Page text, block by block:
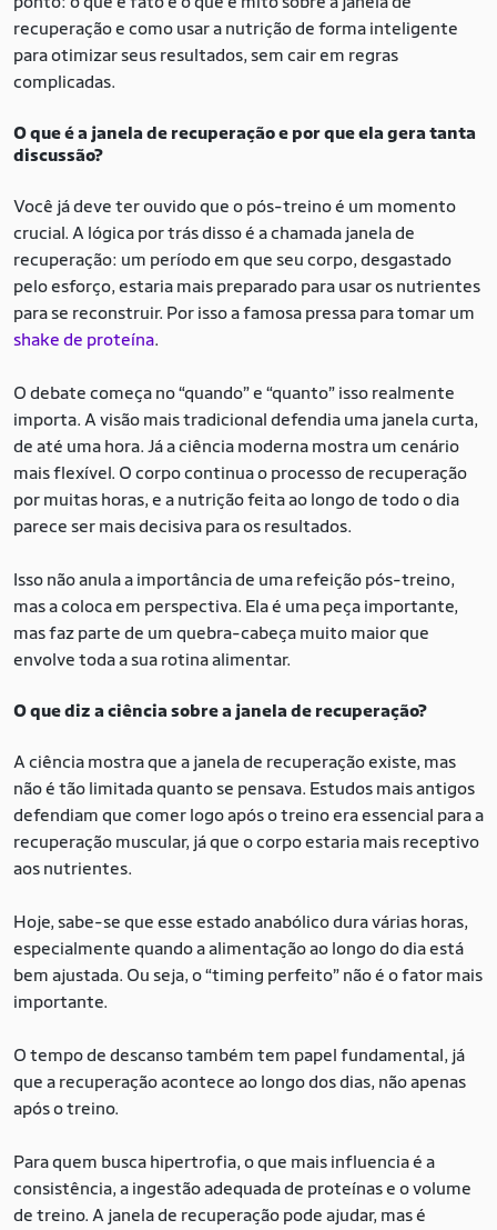
recuperação e como usar a nutrição de forma inteligente
para otimizar seus resultados, sem cair em regras
complicadas.
O que é a janela de recuperação e por que ela gera tanta
discussão?
Você já deve ter ouvido que o pós-treino é um momento
crucial. A lógica por trás disso é a chamada janela de
recuperação: um período em que seu corpo, desgastado
pelo esforço, estaria mais preparado para usar os nutrientes
para se reconstruir. Por isso a famosa pressa para tomar um
shake de proteína.
O debate começa no “quando” e “quanto” isso realmente
importa. A visão mais tradicional defendia uma janela curta,
de até uma hora. Já a ciência moderna mostra um cenário
mais flexível. O corpo continua o processo de recuperação
por muitas horas, e a nutrição feita ao longo de todo o dia
parece ser mais decisiva para os resultados.
Isso não anula a importância de uma refeição pós-treino,
mas a coloca em perspectiva. Ela é uma peça importante,
mas faz parte de um quebra-cabeça muito maior que
envolve toda a sua rotina alimentar.
O que diz a ciência sobre a janela de recuperação?
A ciência mostra que a janela de recuperação existe, mas
não é tão limitada quanto se pensava. Estudos mais antigos
defendiam que comer logo após o treino era essencial para a
recuperação muscular, já que o corpo estaria mais receptivo
aos nutrientes.
Hoje, sabe-se que esse estado anabólico dura várias horas,
especialmente quando a alimentação ao longo do dia está
bem ajustada. Ou seja, o “timing perfeito” não é o fator mais
importante.
O tempo de descanso também tem papel fundamental, já
que a recuperação acontece ao longo dos dias, não apenas
após o treino.
Para quem busca hipertrofia, o que mais influencia é a
consistência, a ingestão adequada de proteínas e o volume
de treino. A janela de recuperação pode ajudar, mas é